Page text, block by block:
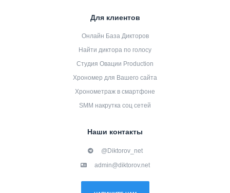
Для клиентов
Онлайн База Дикторов
Найти диктора по голосу
Студия Овации Production
Хрономер для Вашего сайта
Хронометраж в смартфоне
SMM накрутка соц сетей
Наши контакты
@Diktorov_net
admin@diktorov.net